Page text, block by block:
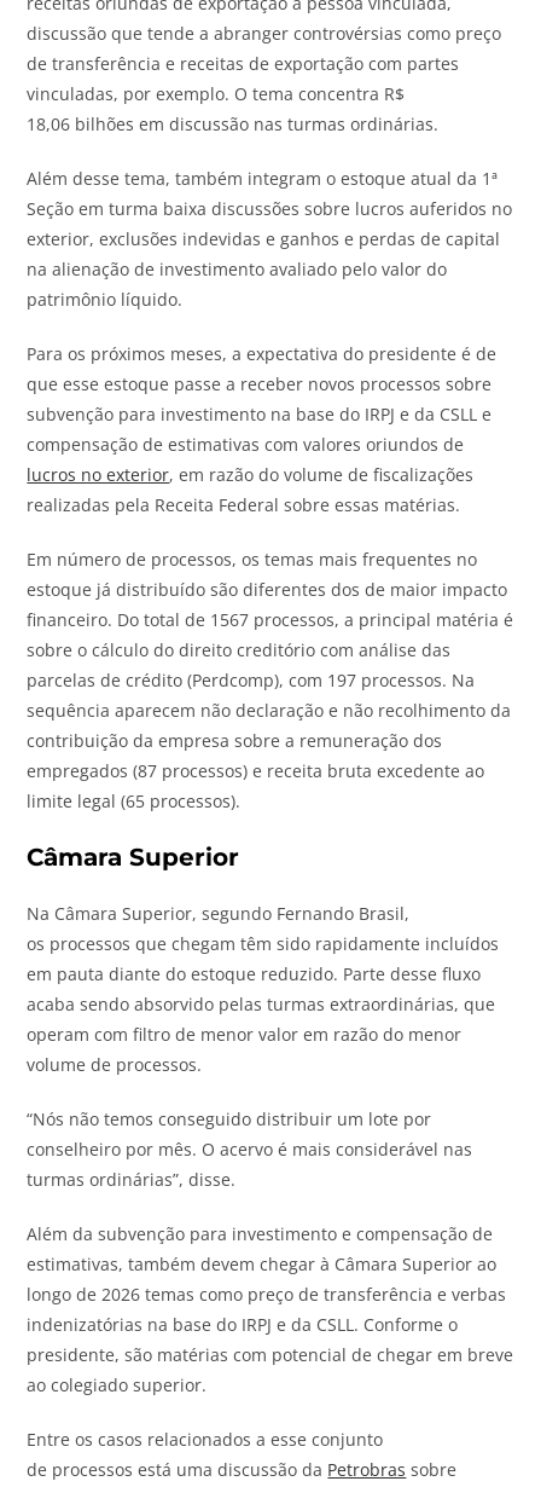
discussão que tende a abranger controvérsias como preço
de transferência e receitas de exportação com partes
vinculadas, por exemplo. O tema concentra R$
18,06 bilhões em discussão nas turmas ordinárias.
Além desse tema, também integram o estoque atual da 1ª
Seção em turma baixa discussões sobre lucros auferidos no
exterior, exclusões indevidas e ganhos e perdas de capital
na alienação de investimento avaliado pelo valor do
patrimônio líquido.
Para os próximos meses, a expectativa do presidente é de
que esse estoque passe a receber novos processos sobre
subvenção para investimento na base do IRPJ e da CSLL e
compensação de estimativas com valores oriundos de
lucros no exterior, em razão do volume de fiscalizações
realizadas pela Receita Federal sobre essas matérias.
Em número de processos, os temas mais frequentes no
estoque já distribuído são diferentes dos de maior impacto
financeiro. Do total de 1567 processos, a principal matéria é
sobre o cálculo do direito creditório com análise das
parcelas de crédito (Perdcomp), com 197 processos. Na
sequência aparecem não declaração e não recolhimento da
contribuição da empresa sobre a remuneração dos
empregados (87 processos) e receita bruta excedente ao
limite legal (65 processos).
Câmara Superior
Na Câmara Superior, segundo Fernando Brasil,
os processos que chegam têm sido rapidamente incluídos
em pauta diante do estoque reduzido. Parte desse fluxo
acaba sendo absorvido pelas turmas extraordinárias, que
operam com filtro de menor valor em razão do menor
volume de processos.
“Nós não temos conseguido distribuir um lote por
conselheiro por mês. O acervo é mais considerável nas
turmas ordinárias”, disse.
Além da subvenção para investimento e compensação de
estimativas, também devem chegar à Câmara Superior ao
longo de 2026 temas como preço de transferência e verbas
indenizatórias na base do IRPJ e da CSLL. Conforme o
presidente, são matérias com potencial de chegar em breve
ao colegiado superior.
Entre os casos relacionados a esse conjunto
de processos está uma discussão da Petrobras sobre